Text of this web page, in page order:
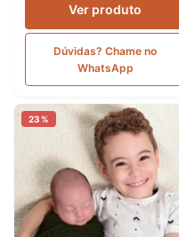
Ver produto
Dúvidas? Chame no
WhatsApp
23%